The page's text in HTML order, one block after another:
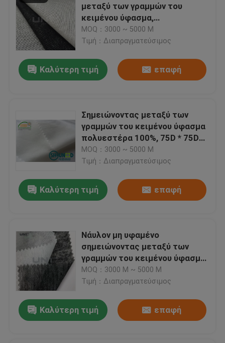
μεταξύ των γραμμών του
κειμένου ύφασμα,
πολυεστέρας που σημειώνει
μεταξύ των γραμμών του
MOQ：3000 ~ 5000 Μ
Τιμή：Διαπραγματεύσιμος
Καλύτερη τιμή επαφή
Σημειώνοντας μεταξύ των
γραμμών του κειμένου ύφασμα
πολυεστέρα 100%, 75D * 75D
σημειώνοντας μεταξύ των
γραμμών του κειμένου υλικό
MOQ：3000 ~ 5000 Μ
Τιμή：Διαπραγματεύσιμος
Καλύτερη τιμή επαφή
Νάυλον μη υφαμένο
σημειώνοντας μεταξύ των
γραμμών του κειμένου ύφασμα
πολυεστέρα 20%/80%,
σημειώνοντας μεταξύ των
κολλών
MOQ：3000 Μ ~ 5000 Μ
Τιμή：Διαπραγματεύσιμος
Καλύτερη τιμή επαφή